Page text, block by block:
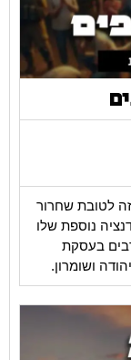
לטובת שחרור
נוספת שלו
בעסקת
ושומרון.